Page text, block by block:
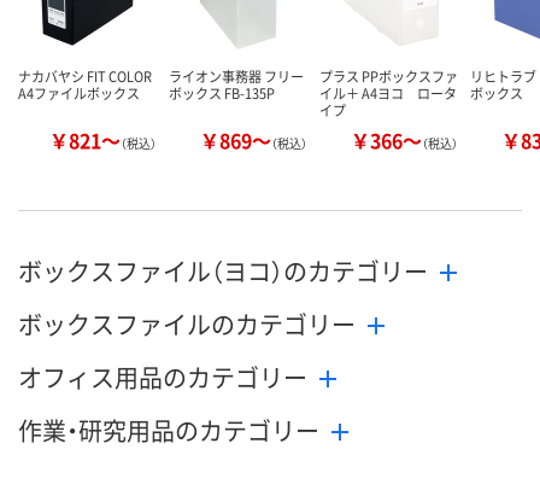
ナカバヤシ FIT COLOR
A4ファイルボックス
￥821～（税込）
ライオン事務器 フリー
ボックス FB-135P
￥869～（税込）
プラス PPボックスファ
イル＋ A4ヨコ ロータ
イプ
￥366～（税込）
リヒトラ
ボックス
￥
ボックスファイル（ヨコ）のカテゴリー
ボックスファイルのカテゴリー
オフィス用品のカテゴリー
作業・研究用品のカテゴリー